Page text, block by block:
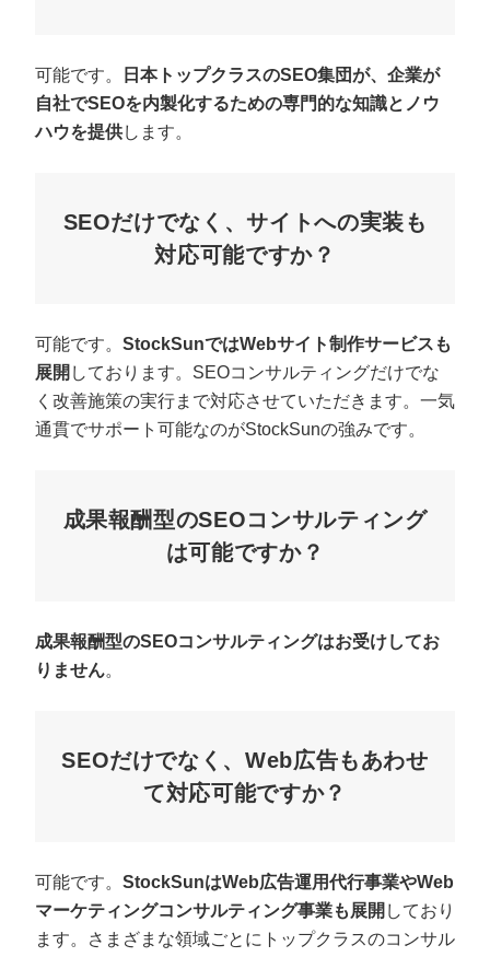
可能です。
日本トップクラスのSEO集団が、企業が
自社でSEOを内製化するための専門的な知識とノウ
ハウを提供します。
SEOだけでなく、サイトへの実装も
対応可能ですか？
可能です。 StockSunではWebサイト制作サービスも
展開 しております。SEOコンサルティングだけでな
く改善施策の実行まで対応させていただきます。一気
通貫でサポート可能なのがStockSunの強みです。
成果報酬型のSEOコンサルティング
は可能ですか？
成果報酬型のSEOコンサルティングはお受けしてお
りません。
SEOだけでなく、Web広告もあわせ
て対応可能ですか？
可能です。 StockSunはWeb広告運用代行事業やWeb
マーケティングコンサルティング事業も展開 しており
ます。さまざまな領域ごとにトップクラスのコンサル